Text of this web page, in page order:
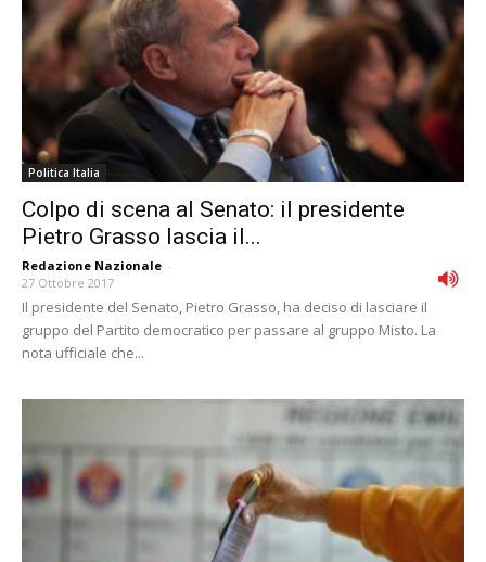
Politica Italia
Colpo di scena al Senato: il presidente
Pietro Grasso lascia il...
Redazione Nazionale -
27 Ottobre 2017
Il presidente del Senato, Pietro Grasso, ha deciso di lasciare il
gruppo del Partito democratico per passare al gruppo Misto. La
nota ufficiale che...